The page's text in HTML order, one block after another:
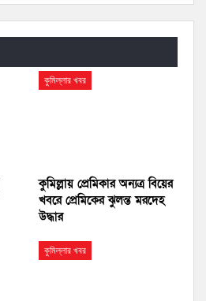
কুমিল্লার খবর
কুমিল্লায় প্রেমিকার অন্যত্র বিয়ের
খবরে প্রেমিকের ঝুলন্ত মরদেহ
উদ্ধার
কুমিল্লার খবর